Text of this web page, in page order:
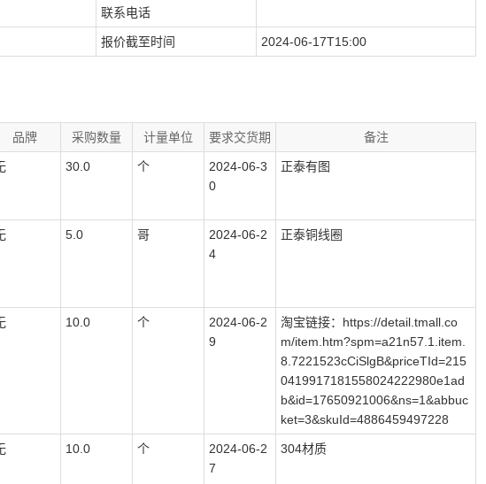
联系电话
报价截至时间 2024-06-17T15:00
品牌 采购数量 计量单位 要求交货期 备注
30.0 个
2024-06-3
0
正泰有图
5.0 哥
2024-06-2
4
正泰铜线圈
10.0 个
2024-06-2
9
淘宝链接：https://detail.tmall.co
m/item.htm?spm=a21n57.1.item.
8.7221523cCiSlgB&priceTId=215
0419917181558024222980e1ad
b&id=17650921006&ns=1&abbuc
ket=3&skuId=4886459497228
10.0 个
2024-06-2
7
304材质